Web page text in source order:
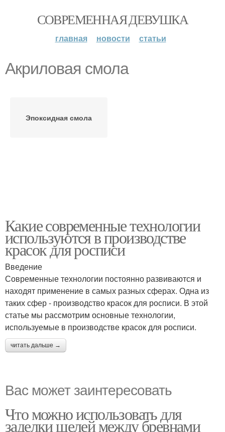
СОВРЕМЕННАЯ ДЕВУШКА
главная новости статьи
Акриловая смола
Эпоксидная смола
Какие современные технологии
используются в производстве
красок для росписи
Введение
Современные технологии постоянно развиваются и
находят применение в самых разных сферах. Одна из
таких сфер - производство красок для росписи. В этой
статье мы рассмотрим основные технологии,
используемые в производстве красок для росписи.
читать дальше →
Вас может заинтересовать
Что можно использовать для
заделки щелей между бревнами